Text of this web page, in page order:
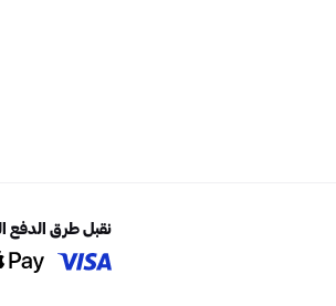
نقبل طرق الدفع